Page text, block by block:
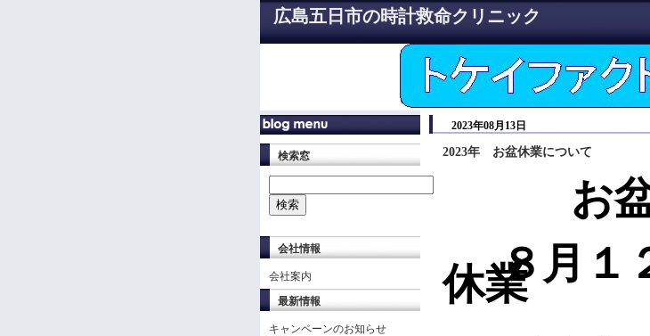
広島五日市の時計救命クリニック
検索窓
会社情報
会社案内
最新情報
キャンペーンのお知らせ
2023年08月13日
2023年 お盆休業について
お盆
８月１
休業